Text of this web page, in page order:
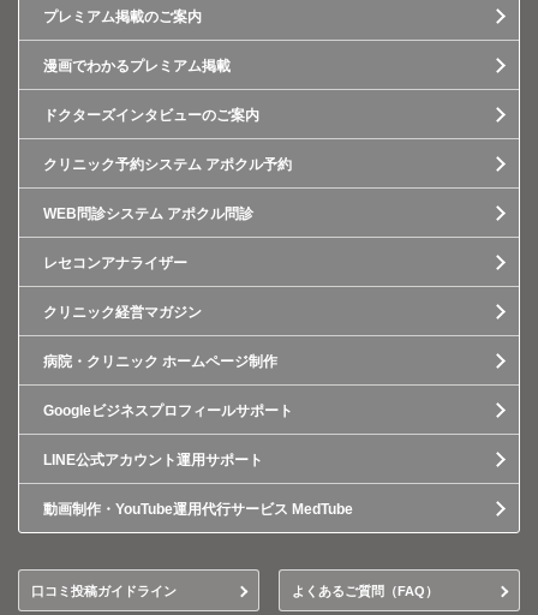
プレミアム掲載のご案内
漫画でわかるプレミアム掲載
ドクターズインタビューのご案内
クリニック予約システム アポクル予約
WEB問診システム アポクル問診
レセコンアナライザー
クリニック経営マガジン
病院・クリニック ホームページ制作
Googleビジネスプロフィールサポート
LINE公式アカウント運用サポート
動画制作・YouTube運用代行サービス MedTube
口コミ投稿ガイドライン よくあるご質問（FAQ）